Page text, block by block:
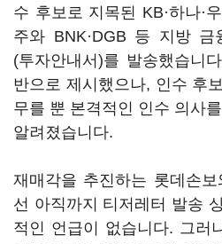
수 후보로 지목된 KB·하나·
주와 BNK·DGB 등 지방 금
(투자안내서)를 발송했습니
반으로 제시했으나, 인수 후
무를 뿐 본격적인 인수 의사
알려졌습니다.
재매각을 추진하는 롯데손
선 아직까지 티저레터 발송
적인 언급이 없습니다. 그러